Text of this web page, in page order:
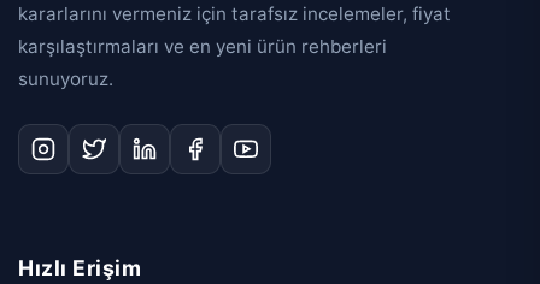
kararlarını vermeniz için tarafsız incelemeler, fiyat
karşılaştırmaları ve en yeni ürün rehberleri
sunuyoruz.
Hızlı Erişim